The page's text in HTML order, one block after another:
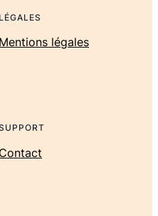
LÉGALES
Mentions légales
Contact